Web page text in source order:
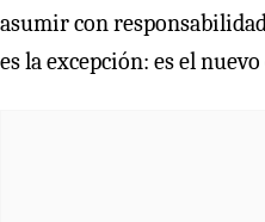
asumir con
es la excepción: es el